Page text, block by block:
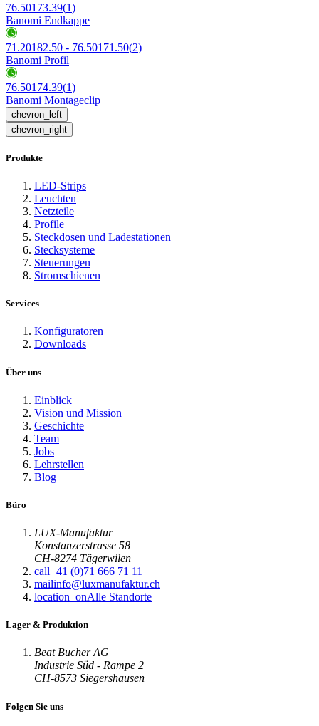
76.50173.39(1)
Banomi Endkappe
71.20182.50 - 76.50171.50(2)
Banomi Profil
76.50174.39(1)
Banomi Montageclip
chevron_left
chevron_right
Produkte
LED-Strips
Leuchten
Netzteile
Profile
Steckdosen und Ladestationen
Stecksysteme
Steuerungen
Stromschienen
Services
Konfiguratoren
Downloads
Über uns
Einblick
Vision und Mission
Geschichte
Team
Jobs
Lehrstellen
Blog
Büro
LUX-Manufaktur
Konstanzerstrasse 58
CH-8274 Tägerwilen
call+41 (0)71 666 71 11
mailinfo@luxmanufaktur.ch
location_onAlle Standorte
Lager & Produktion
Beat Bucher AG
Industrie Süd - Rampe 2
CH-8573 Siegershausen
Folgen Sie uns